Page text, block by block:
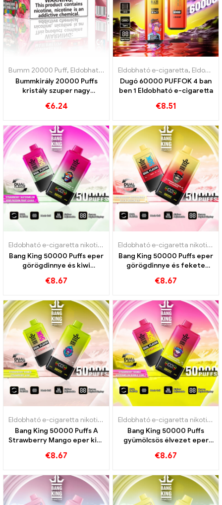
Bumm 20000 Puff, Eldobható e-cigaretta ,Eldobható e-cigaretta
Bummkirály 20000 Puffs
kristály szuper nagy
tekercs
€6.24
Eldobható e-cigaretta, Eldobható e-cigaretta Lengyelország
Dugó 60000 PUFFOK 4 ban
ben 1 Eldobható e-cigaretta
€8.51
Eldobható e-cigaretta nikotinnal Eldobható e-cigaretta,
Bang King 50000 Puffs eper
görögdinnye és kiwi
guava ízek
€8.67
Eldobható e-cigaretta nikotinnal
Bang King 50000 Puffs eper
görögdinnye és fekete
€8.67
Eldobható e-cigaretta nikotinnal Eldobható e-cigaretta,
Bang King 50000 Puffs A
Strawberry Mango eper kiwi
intenzív gőzélményhez
€8.67
Eldobható e-cigaretta nikotinnal
Bang King 50000 Puffs
gyümölcsös élvezet eper
buborékgumi
€8.67